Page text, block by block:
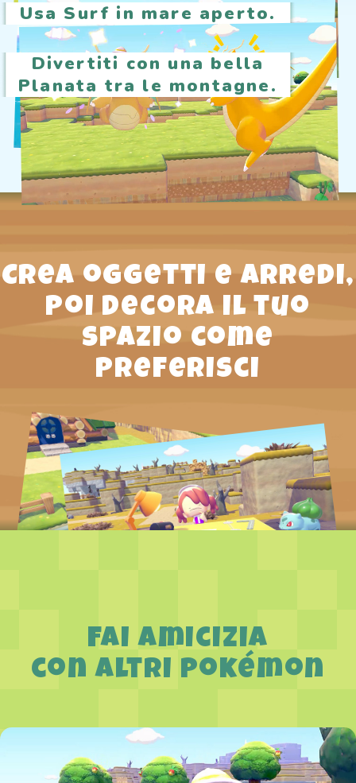
Usa Surf in mare aperto.
Divertiti con una bella
Planata tra le montagne.
Crea oggetti e arredi,
poi decora il tuo
spazio come
preferisci
Fai amicizia
con altri Pokémon